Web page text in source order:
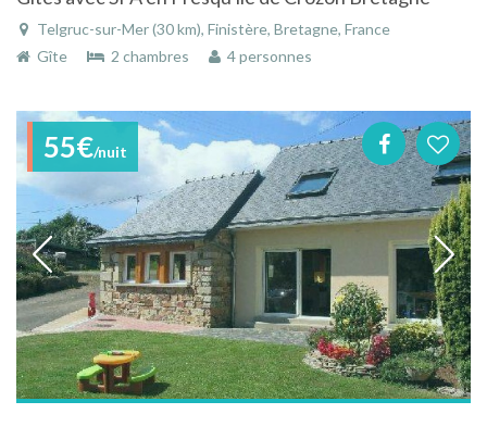
Telgruc-sur-Mer (30 km), Finistère, Bretagne, France
Gîte
2 chambres 4 personnes
55€/nuit